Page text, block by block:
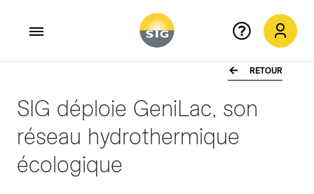
RETOUR
SIG déploie GeniLac, son
réseau hydrothermique
écologique